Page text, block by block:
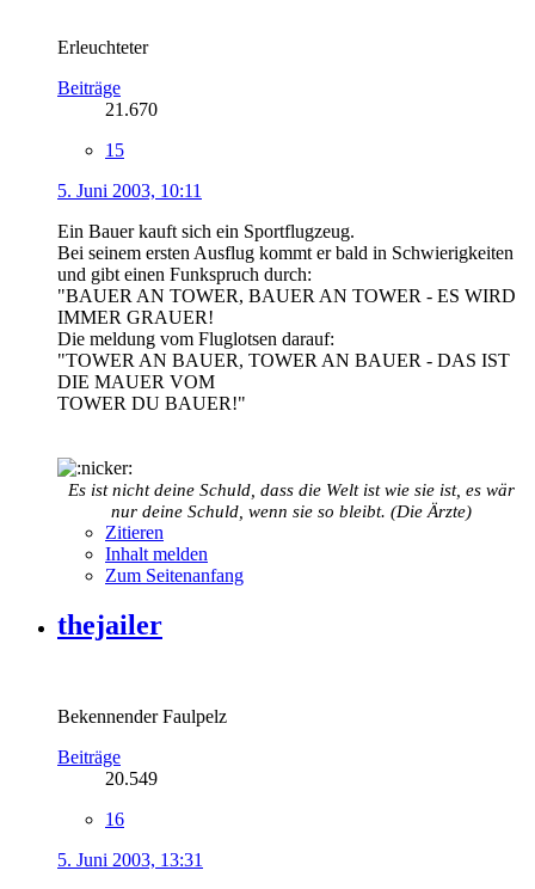
Erleuchteter
Beiträge
21.670
15
5. Juni 2003, 10:11
Ein Bauer kauft sich ein Sportflugzeug.
Bei seinem ersten Ausflug kommt er bald in Schwierigkeiten
und gibt einen Funkspruch durch:
"BAUER AN TOWER, BAUER AN TOWER - ES WIRD
IMMER GRAUER!
Die meldung vom Fluglotsen darauf:
"TOWER AN BAUER, TOWER AN BAUER - DAS IST
DIE MAUER VOM
TOWER DU BAUER!"
Es ist nicht deine Schuld, dass die Welt ist wie sie ist, es wär
nur deine Schuld, wenn sie so bleibt. (Die Ärzte)
Zitieren
Inhalt melden
Zum Seitenanfang
thejailer
Bekennender Faulpelz
Beiträge
20.549
16
5. Juni 2003, 13:31